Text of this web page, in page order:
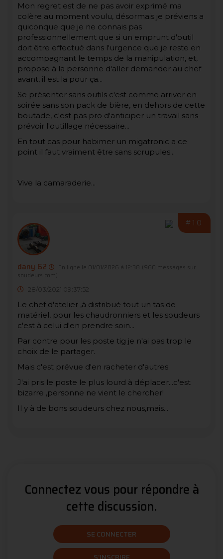
Mon regret est de ne pas avoir exprimé ma
colère au moment voulu, désormais je préviens a
quiconque que je ne connais pas
professionnellement que si un emprunt d'outil
doit être effectué dans l'urgence que je reste en
accompagnant le temps de la manipulation, et,
propose à la personne d'aller demander au chef
avant, il est la pour ça...
Se présenter sans outils c'est comme arriver en
soirée sans son pack de bière, en dehors de cette
boutade, c'est pas pro d'anticiper un travail sans
prévoir l'outillage nécessaire...
En tout cas pour habimer un migatronic a ce
point il faut vraiment être sans scrupules...
Vive la camaraderie...
#10
dany 62 En ligne le 01/01/2026 à 12:38
(960 messages sur
soudeurs.com)
28/03/2021 09:37:52
Le chef d'atelier ,à distribué tout un tas de
matériel, pour les chaudronniers et les soudeurs
c'est à celui d'en prendre soin...
Par contre pour les poste tig je n'ai pas trop le
choix de le partager.
Mais c'est prévue d'en racheter d'autres.
J'ai pris le poste le plus lourd à déplacer...c'est
bizarre ,personne ne vient le chercher!
Il y à de bons soudeurs chez nous,mais...
Connectez vous pour répondre à
cette discussion.
SE CONNECTER